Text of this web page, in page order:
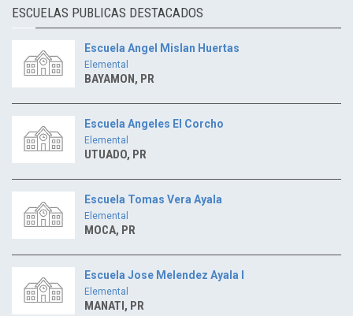
ESCUELAS PUBLICAS DESTACADOS
Escuela Angel Mislan Huertas
Elemental
BAYAMON, PR
Escuela Angeles El Corcho
Elemental
UTUADO, PR
Escuela Tomas Vera Ayala
Elemental
MOCA, PR
Escuela Jose Melendez Ayala I
Elemental
MANATI, PR